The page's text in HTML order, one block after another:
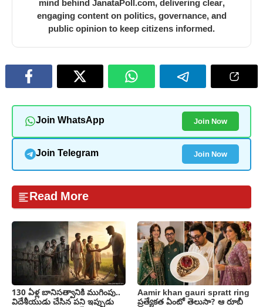
engaging content on politics, governance, and
public opinion to keep citizens informed.
Join WhatsApp Join Now
Join Telegram Join Now
Read More
130 ఏళ్ల బానిసత్వానికి ముగింపు..
విదేశీయుడు చేసిన పని ఇప్పుడు
Aamir khan gauri spratt ring
ప్రత్యేకత ఏంటో తెలుసా? ఆ రూబీ